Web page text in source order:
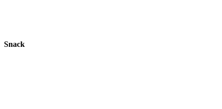
Snack